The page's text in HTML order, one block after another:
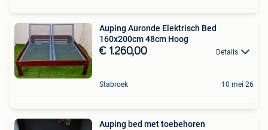
Auping Auronde Elektrisch Bed
160x200cm 48cm Hoog
€ 1.260,00 Details
Stabroek 10 mei 26
Auping bed met toebehoren